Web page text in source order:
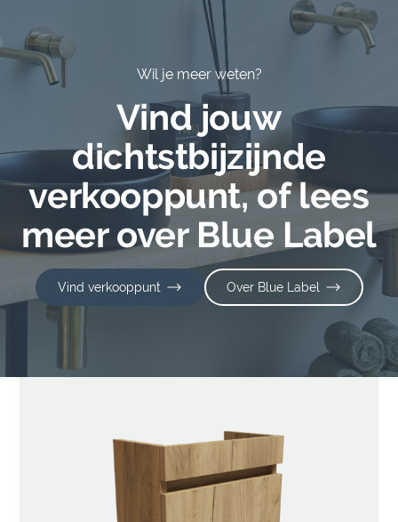
Wil je meer weten?
Vind jouw
dichtstbijzijnde
verkooppunt, of lees
meer over Blue Label
Vind verkooppunt Over Blue Label